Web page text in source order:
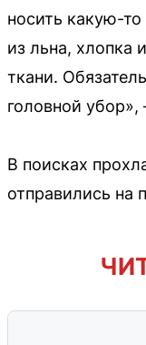
носить какую-
из льна, хлопка
ткани.
головной
В поисках
отправились на